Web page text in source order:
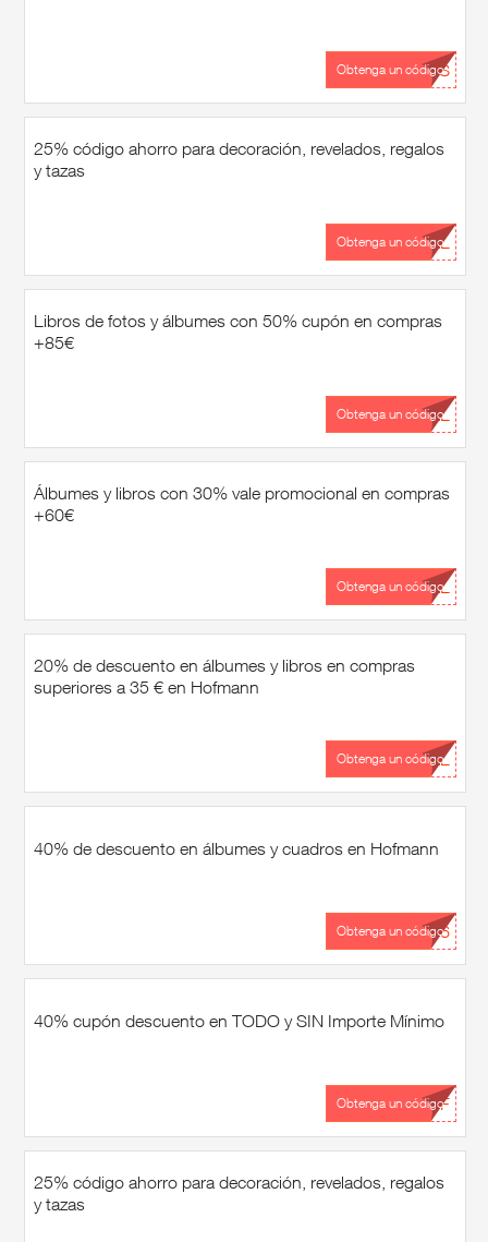
...OS
Obtenga un código
25% código ahorro para decoración, revelados, regalos
y tazas
...AL
Obtenga un código
Libros de fotos y álbumes con 50% cupón en compras
+85€
...AL
Obtenga un código
Álbumes y libros con 30% vale promocional en compras
+60€
...AL
Obtenga un código
20% de descuento en álbumes y libros en compras
superiores a 35 € en Hofmann
...AL
Obtenga un código
40% de descuento en álbumes y cuadros en Hofmann
...26
Obtenga un código
40% cupón descuento en TODO y SIN Importe Mínimo
...OF
Obtenga un código
25% código ahorro para decoración, revelados, regalos
y tazas